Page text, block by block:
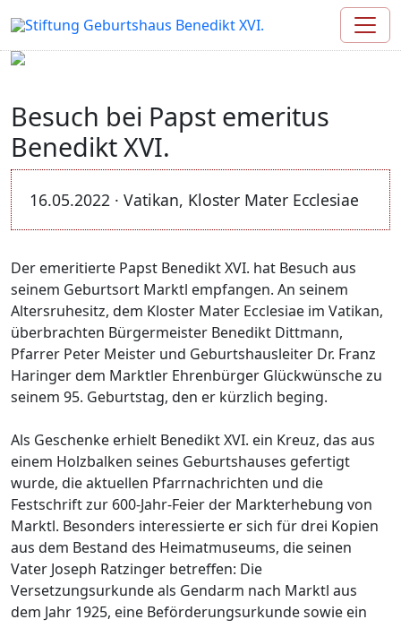
Besuch bei Papst emeritus
Benedikt XVI.
16.05.2022 · Vatikan, Kloster Mater Ecclesiae
Der emeritierte Papst Benedikt XVI. hat Besuch aus
seinem Geburtsort Marktl empfangen. An seinem
Altersruhesitz, dem Kloster Mater Ecclesiae im Vatikan,
überbrachten Bürgermeister Benedikt Dittmann,
Pfarrer Peter Meister und Geburtshausleiter Dr. Franz
Haringer dem Marktler Ehrenbürger Glückwünsche zu
seinem 95. Geburtstag, den er kürzlich beging.
Als Geschenke erhielt Benedikt XVI. ein Kreuz, das aus
einem Holzbalken seines Geburtshauses gefertigt
wurde, die aktuellen Pfarrnachrichten und die
Festschrift zur 600-Jahr-Feier der Markterhebung von
Marktl. Besonders interessierte er sich für drei Kopien
aus dem Bestand des Heimatmuseums, die seinen
Vater Joseph Ratzinger betreffen: Die
Versetzungsurkunde als Gendarm nach Marktl aus
dem Jahr 1925, eine Beförderungsurkunde sowie ein